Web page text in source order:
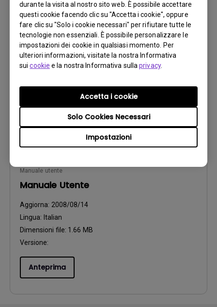
durante la visita al nostro sito web. È possibile accettare
questi cookie facendo clic su "Accetta i cookie", oppure
fare clic su "Solo i cookie necessari" per rifiutare tutte le
tecnologie non essenziali. È possibile personalizzare le
impostazioni dei cookie in qualsiasi momento. Per
ulteriori informazioni, visitate la nostra Informativa
suicookie e la nostra Informativa sullaprivacy.
Impostazioni
Solo Cookies Necessari
Accetta i cookie
Manuale utente
Safety Warning and Notice
Aggiorna:2021/01/06
Lingua: Italian
Versione:
Manuale utente
Manuale Utente
Aggiorna: 2008/08/14
Lingua: Italian
Dimensioni file: 1.66 MB
Versione:
Anteprima